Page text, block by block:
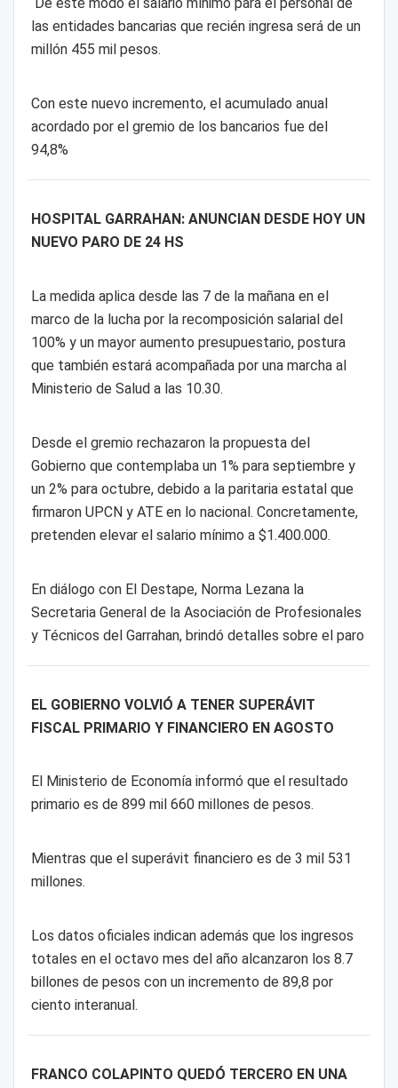
De este modo el salario mínimo para el personal de
las entidades bancarias que recién ingresa será de un
millón 455 mil pesos.
Con este nuevo incremento, el acumulado anual
acordado por el gremio de los bancarios fue del
94,8%
HOSPITAL GARRAHAN: ANUNCIAN DESDE HOY UN
NUEVO PARO DE 24 HS
La medida aplica desde las 7 de la mañana en el
marco de la lucha por la recomposición salarial del
100% y un mayor aumento presupuestario, postura
que también estará acompañada por una marcha al
Ministerio de Salud a las 10.30.
Desde el gremio rechazaron la propuesta del
Gobierno que contemplaba un 1% para septiembre y
un 2% para octubre, debido a la paritaria estatal que
firmaron UPCN y ATE en lo nacional. Concretamente,
pretenden elevar el salario mínimo a $1.400.000.
En diálogo con El Destape, Norma Lezana la
Secretaria General de la Asociación de Profesionales
y Técnicos del Garrahan, brindó detalles sobre el paro
EL GOBIERNO VOLVIÓ A TENER SUPERÁVIT
FISCAL PRIMARIO Y FINANCIERO EN AGOSTO
El Ministerio de Economía informó que el resultado
primario es de 899 mil 660 millones de pesos.
Mientras que el superávit financiero es de 3 mil 531
millones.
Los datos oficiales indican además que los ingresos
totales en el octavo mes del año alcanzaron los 8.7
billones de pesos con un incremento de 89,8 por
ciento interanual.
FRANCO COLAPINTO QUEDÓ TERCERO EN UNA